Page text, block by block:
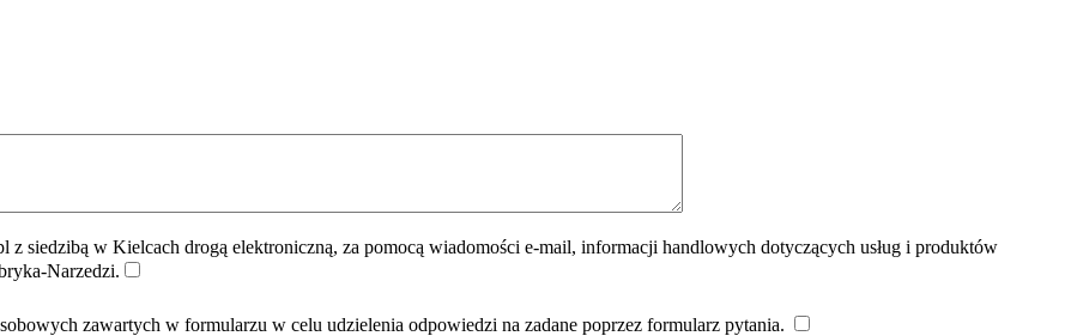
z siedzibą w Kielcach drogą elektroniczną, za pomocą wiadomości e-mail, informacji handlowych dotyczących usług i produktów
Narzedzi.
zawartych w formularzu w celu udzielenia odpowiedzi na zadane poprzez formularz pytania.